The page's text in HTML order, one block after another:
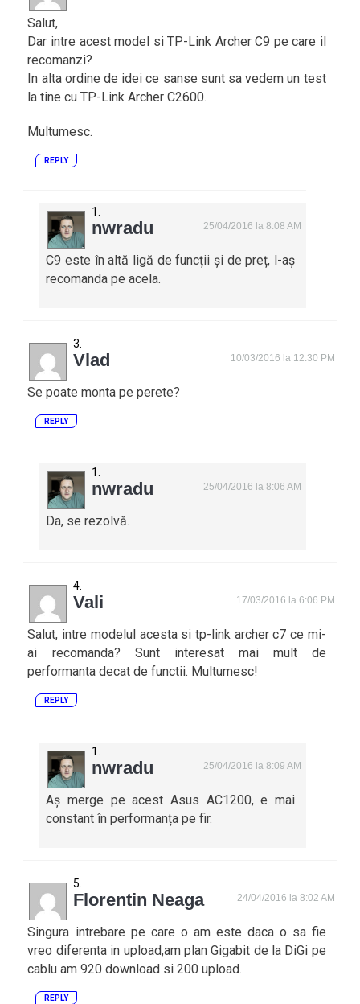
Salut,
Dar intre acest model si TP-Link Archer C9 pe care il
recomanzi?
In alta ordine de idei ce sanse sunt sa vedem un test
la tine cu TP-Link Archer C2600.
Multumesc.
REPLY
nwradu 25/04/2016 la 8:08 AM
C9 este în altă ligă de funcții și de preț, l-aș
recomanda pe acela.
Vlad 10/03/2016 la 12:30 PM
Se poate monta pe perete?
REPLY
nwradu 25/04/2016 la 8:06 AM
Da, se rezolvă.
Vali 17/03/2016 la 6:06 PM
Salut, intre modelul acesta si tp-link archer c7 ce mi-
ai recomanda? Sunt interesat mai mult de
performanta decat de functii. Multumesc!
REPLY
nwradu 25/04/2016 la 8:09 AM
Aș merge pe acest Asus AC1200, e mai
constant în performanța pe fir.
Florentin Neaga 24/04/2016 la 8:02 AM
Singura intrebare pe care o am este daca o sa fie
vreo diferenta in upload,am plan Gigabit de la DiGi pe
cablu am 920 download si 200 upload.
REPLY